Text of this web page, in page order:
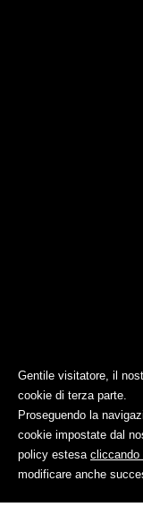
Gentile visitatore, il
cookie di terza parte.
Proseguendo la
cookie impostate dal
policy estesa cliccando
modificare anche